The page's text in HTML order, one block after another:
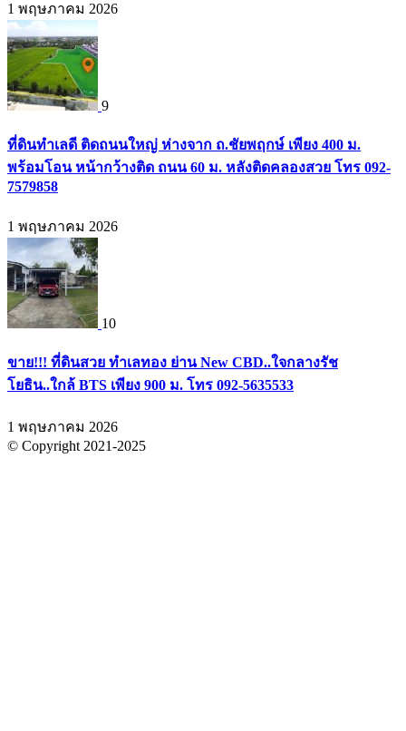
1 พฤษภาคม 2026
9
ที่ดินทำเลดี ติดถนนใหญ่ ห่างจาก ถ.ชัยพฤกษ์ เพียง 400 ม.
พร้อมโอน หน้ากว้างติด ถนน 60 ม. หลังติดคลองสวย โทร 092-
7579858
1 พฤษภาคม 2026
10
ขาย!!! ที่ดินสวย ทำเลทอง ย่าน New CBD..ใจกลางรัช
โยธิน..ใกล้ BTS เพียง 900 ม. โทร 092-5635533
1 พฤษภาคม 2026
© Copyright 2021-2025